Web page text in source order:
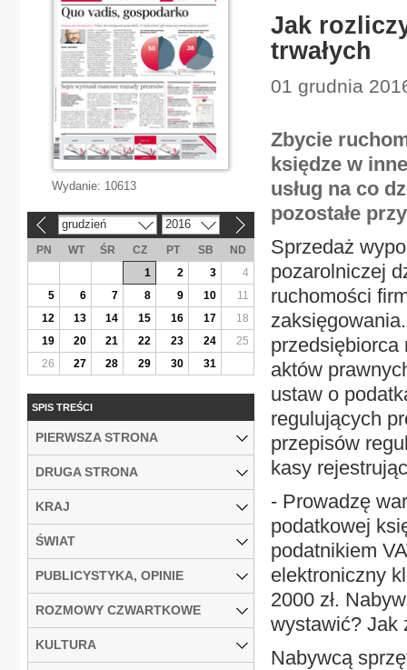
Jak
trwałych
01 grudnia
Zbycie
księdze w
usług na co
pozostałe
Sprzedaż
pozarolniczej
ruchomości
przedsiębiorca
aktów
ustaw o
regulujących
przepisów
kasy
- Prowadzę
podatkowej
podatnikiem
elektroniczny
2000 zł.
wystawić? Jak
Nabywcą
Wydanie: 10613
grudzień 2016
PN WT ŚR CZ PT SB
ND
1
2 3
4
5
6 7 8 9 10
11
12
13 14 15 16 17
18
19
20 21 22 23 24
25
26
27 28 29 30 31
SPIS TREŚCI
PIERWSZA STRONA
DRUGA STRONA
KRAJ
ŚWIAT
PUBLICYSTYKA, OPINIE
ROZMOWY CZWARTKOWE
KULTURA